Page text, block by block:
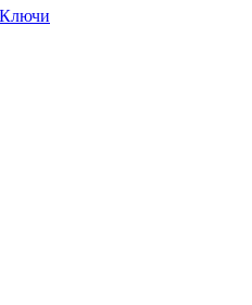
Ключи